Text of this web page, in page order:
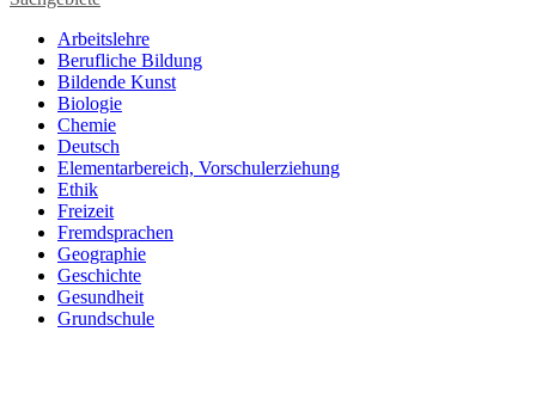
Arbeitslehre
Berufliche Bildung
Bildende Kunst
Biologie
Chemie
Deutsch
Elementarbereich, Vorschulerziehung
Ethik
Freizeit
Fremdsprachen
Geographie
Geschichte
Gesundheit
Grundschule